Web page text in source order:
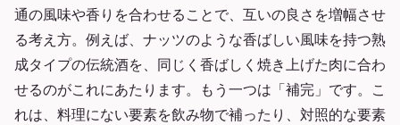
通の風味や香りを合わせることで、互いの良さを増幅させ
る考え方。例えば、ナッツのような香ばしい風味を持つ熟
成タイプの伝統酒を、同じく香ばしく焼き上げた肉に合わ
せるのがこれにあたります。もう一つは「補完」です。こ
れは、料理にない要素を飲み物で補ったり、対照的な要素